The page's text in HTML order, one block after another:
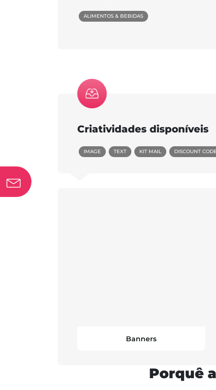
ALIMENTOS & BEBIDAS
Criatividades disponíveis
IMAGE TEXT KIT MAIL DISCOUNT CODE
Banners
Porquê